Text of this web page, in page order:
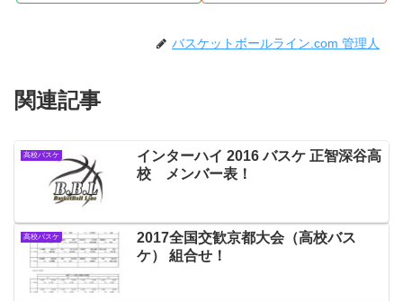
バスケットボールライン.com 管理人
関連記事
高校バスケ
インターハイ 2016 バスケ 正智深谷高
校 メンバー表！
高校バスケ
2017全国交歓京都大会（高校バス
ケ） 組合せ！